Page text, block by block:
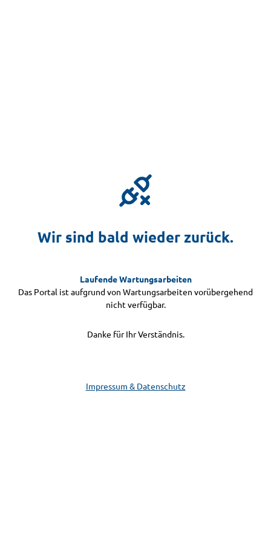
Wir sind bald wieder zurück.
Laufende Wartungsarbeiten
Das Portal ist aufgrund von Wartungsarbeiten vorübergehend
nicht verfügbar.
Danke für Ihr Verständnis.
Impressum & Datenschutz